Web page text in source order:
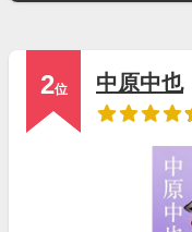
2位
中原中也